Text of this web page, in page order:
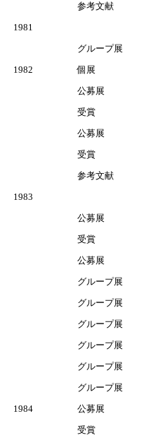
参考文献
1981
グループ展
1982
個展
公募展
受賞
公募展
受賞
参考文献
1983
公募展
受賞
公募展
グループ展
グループ展
グループ展
グループ展
グループ展
グループ展
1984
公募展
受賞